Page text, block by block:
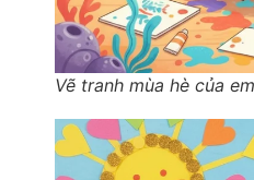
Vẽ tranh mùa hè của